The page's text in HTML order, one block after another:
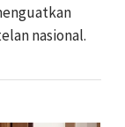
nasional.